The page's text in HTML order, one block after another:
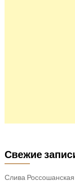
Свежие
Слива Россошанская